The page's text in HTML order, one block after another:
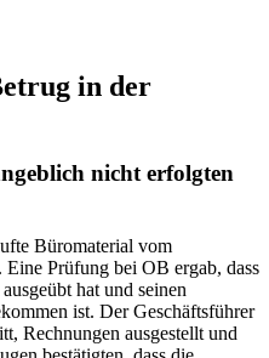
in der
nicht erfolgten
Büromaterial vom
Prüfung bei OB ergab, dass
hat und seinen
ist. Der Geschäftsführer
Rechnungen ausgestellt und